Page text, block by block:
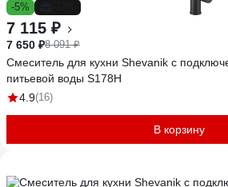
-5%
7 115 ₽
7 650 ₽8 091 ₽
Смеситель для кухни Shevanik с
питьевой воды S178H
4.9(16)
В корзину